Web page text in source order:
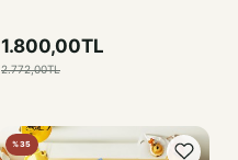
1.800,00TL
2.772,00TL
%35